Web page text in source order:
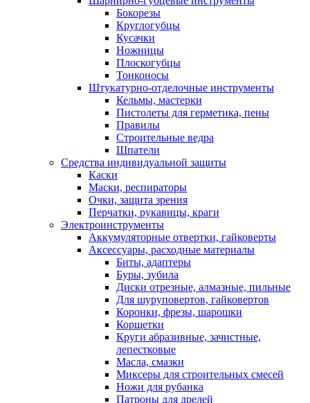
Бокорезы
Круглогубцы
Кусачки
Ножницы
Плоскогубцы
Тонконосы
Штукатурно-отделочные инструменты
Кельмы, мастерки
Пистолеты для герметика, пены
Правилы
Строительные ведра
Шпатели
Средства индивидуальной защиты
Каски
Маски, респираторы
Очки, защита зрения
Перчатки, рукавицы, краги
Электроинструменты
Аккумуляторные отвертки, гайковерты
Аксессуары, расходные материалы
Биты, адаптеры
Буры, зубила
Диски отрезные, алмазные, пильные
Для шуруповертов, гайковертов
Коронки, фрезы, шарошки
Корщетки
Круги абразивные, зачистные,
лепестковые
Масла, смазки
Миксеры для строительных смесей
Ножи для рубанка
Патроны для дрелей